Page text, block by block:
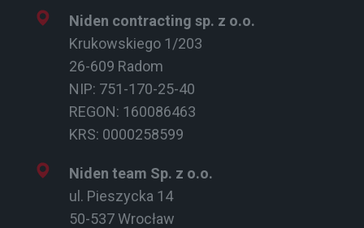
Niden contracting sp. z o.o.
Krukowskiego 1/203
26-609 Radom
NIP: 751-170-25-40
REGON: 160086463
KRS: 0000258599
Niden team Sp. z o.o.
ul. Pieszycka 14
50-537 Wrocław